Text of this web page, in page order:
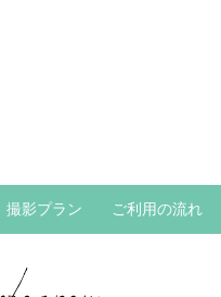
撮影プラン ご利用の流れ